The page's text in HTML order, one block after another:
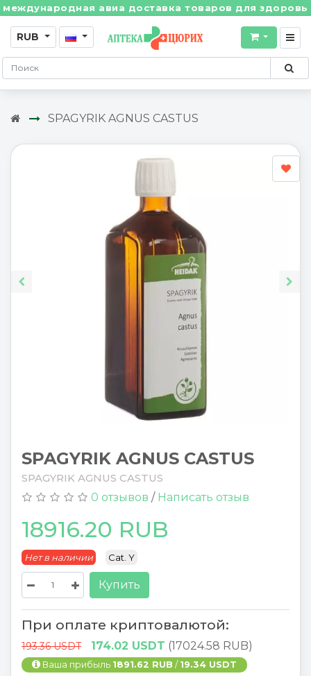
авиа доставка товаров для здоровья
RUB
SPAGYRIK AGNUS CASTUS
SPAGYRIK AGNUS CASTUS
SPAGYRIK AGNUS CASTUS
0 отзывов / Написать отзыв
18916.20 RUB
Нет в наличии Cat. Y
Купить
При оплате криптовалютой:
193.36 USDT 174.02 USDT (17024.58 RUB)
Ваша прибыль 1891.62 RUB / 19.34 USDT